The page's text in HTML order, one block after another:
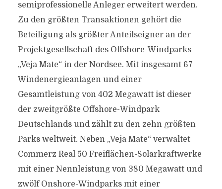
semiprofessionelle Anleger erweitert werden.
Zu den größten Transaktionen gehört die
Beteiligung als größter Anteilseigner an der
Projektgesellschaft des Offshore-Windparks
„Veja Mate“ in der Nordsee. Mit insgesamt 67
Windenergieanlagen und einer
Gesamtleistung von 402 Megawatt ist dieser
der zweitgrößte Offshore-Windpark
Deutschlands und zählt zu den zehn größten
Parks weltweit. Neben „Veja Mate“ verwaltet
Commerz Real 50 Freiflächen-Solarkraftwerke
mit einer Nennleistung von 380 Megawatt und
zwölf Onshore-Windparks mit einer